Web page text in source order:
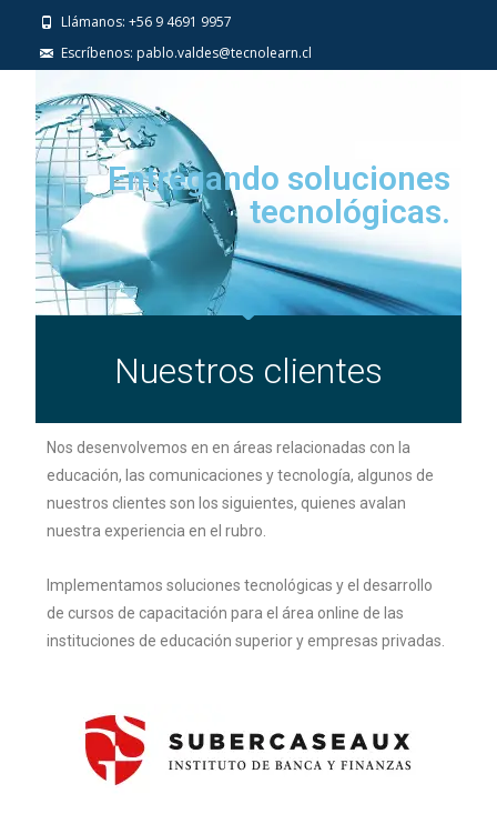
Llámanos: +56 9 4691 9957
Escríbenos: pablo.valdes@tecnolearn.cl
Entregando soluciones
tecnológicas.
Nuestros clientes
Nos desenvolvemos en en áreas relacionadas con la
educación, las comunicaciones y tecnología, algunos de
nuestros clientes son los siguientes, quienes avalan
nuestra experiencia en el rubro.
Implementamos soluciones tecnológicas y el desarrollo
de cursos de capacitación para el área online de las
instituciones de educación superior y empresas privadas.